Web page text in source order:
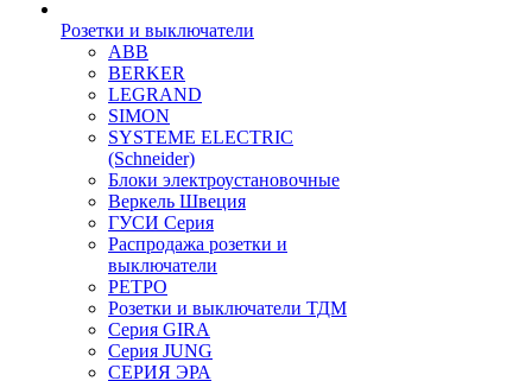
Розетки и выключатели
ABB
BERKER
LEGRAND
SIMON
SYSTEME ELECTRIC
(Schneider)
Блоки электроустановочные
Веркель Швеция
ГУСИ Серия
Распродажа розетки и
выключатели
РЕТРО
Розетки и выключатели ТДМ
Серия GIRA
Серия JUNG
СЕРИЯ ЭРА